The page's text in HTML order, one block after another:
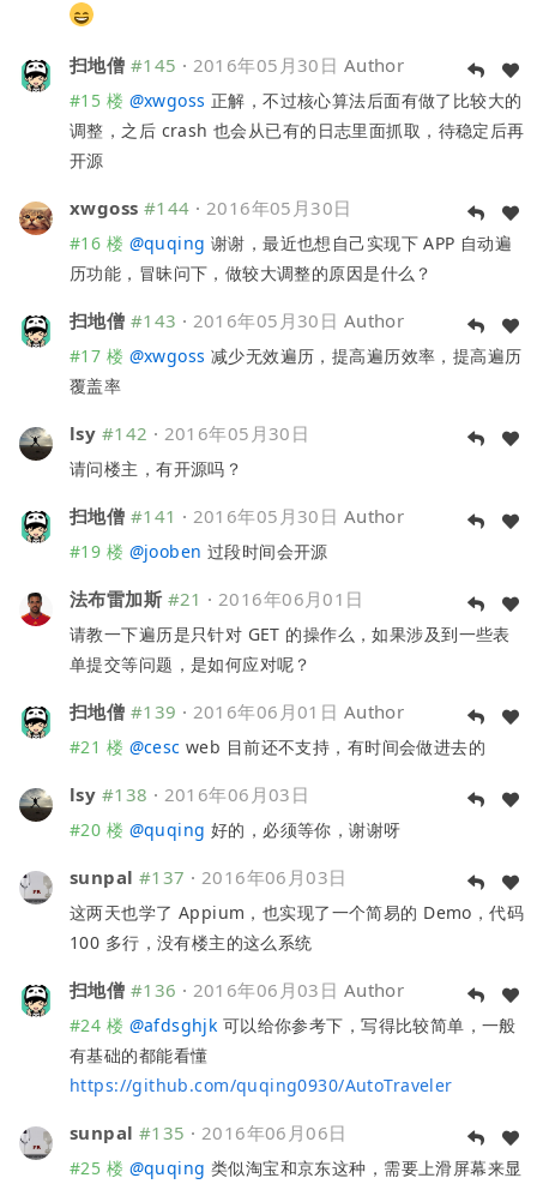
扫地僧 #145 · 2016年05月30日 Author
#15 楼 @xwgoss 正解，不过核心算法后面有做了比较大的
调整，之后 crash 也会从已有的日志里面抓取，待稳定后再
开源
xwgoss #144 · 2016年05月30日
#16 楼 @quqing 谢谢，最近也想自己实现下 APP 自动遍
历功能，冒昧问下，做较大调整的原因是什么？
扫地僧 #143 · 2016年05月30日 Author
#17 楼 @xwgoss 减少无效遍历，提高遍历效率，提高遍历
覆盖率
lsy #142 · 2016年05月30日
请问楼主，有开源吗？
扫地僧 #141 · 2016年05月30日 Author
#19 楼 @jooben 过段时间会开源
法布雷加斯 #21 · 2016年06月01日
请教一下遍历是只针对 GET 的操作么，如果涉及到一些表
单提交等问题，是如何应对呢？
扫地僧 #139 · 2016年06月01日 Author
#21 楼 @cesc web 目前还不支持，有时间会做进去的
lsy #138 · 2016年06月03日
#20 楼 @quqing 好的，必须等你，谢谢呀
sunpal #137 · 2016年06月03日
这两天也学了 Appium，也实现了一个简易的 Demo，代码
100 多行，没有楼主的这么系统
扫地僧 #136 · 2016年06月03日 Author
#24 楼 @afdsghjk 可以给你参考下，写得比较简单，一般
有基础的都能看懂
https://github.com/quqing0930/AutoTraveler
sunpal #135 · 2016年06月06日
#25 楼 @quqing 类似淘宝和京东这种，需要上滑屏幕来显